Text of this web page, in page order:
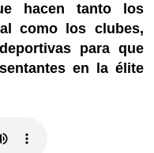
hacen tanto los
como los clubes,
para que
en la élite